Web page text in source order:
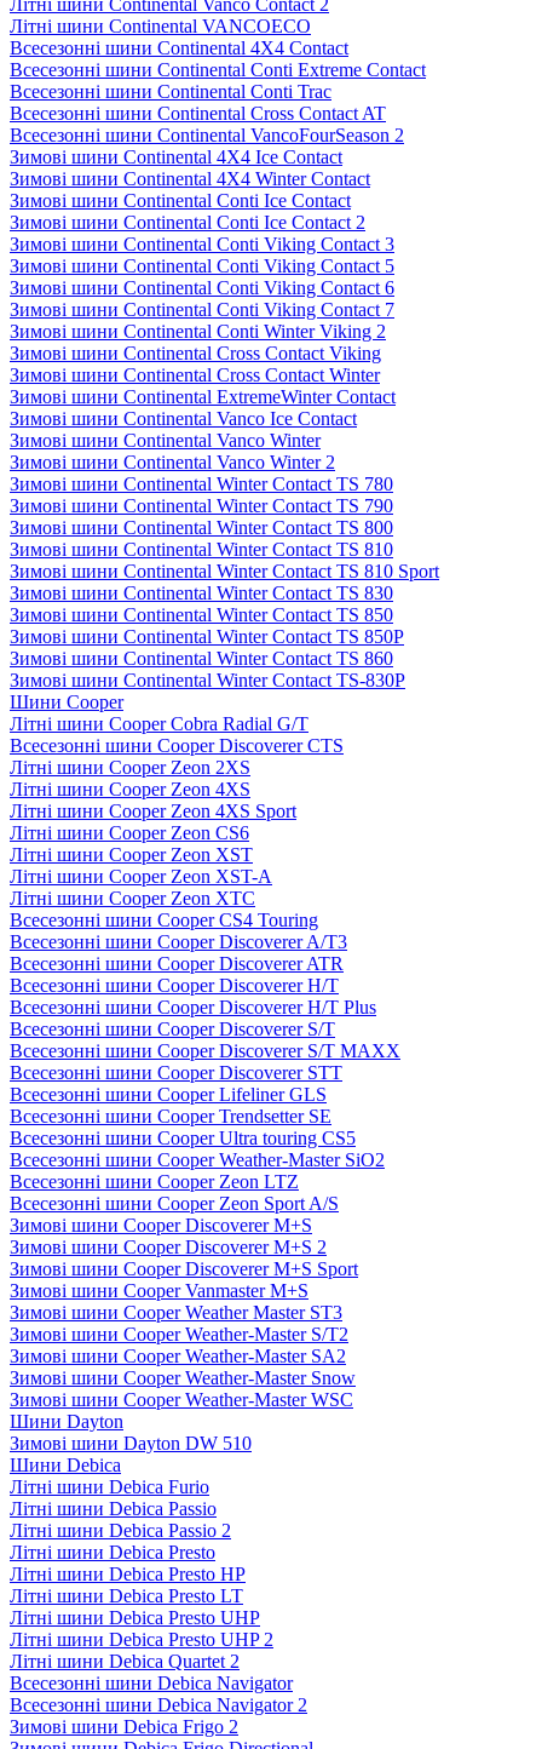
Літні шини Continental Vanco Contact 2
Літні шини Continental VANCOECO
Всесезонні шини Continental 4X4 Contact
Всесезонні шини Continental Conti Extreme Contact
Всесезонні шини Continental Conti Trac
Всесезонні шини Continental Cross Contact AT
Всесезонні шини Continental VancoFourSeason 2
Зимові шини Continental 4X4 Ice Contact
Зимові шини Continental 4X4 Winter Contact
Зимові шини Continental Conti Ice Contact
Зимові шини Continental Conti Ice Contact 2
Зимові шини Continental Conti Viking Contact 3
Зимові шини Continental Conti Viking Contact 5
Зимові шини Continental Conti Viking Contact 6
Зимові шини Continental Conti Viking Contact 7
Зимові шини Continental Conti Winter Viking 2
Зимові шини Continental Cross Contact Viking
Зимові шини Continental Cross Contact Winter
Зимові шини Continental ExtremeWinter Contact
Зимові шини Continental Vanco Ice Contact
Зимові шини Continental Vanco Winter
Зимові шини Continental Vanco Winter 2
Зимові шини Continental Winter Contact TS 780
Зимові шини Continental Winter Contact TS 790
Зимові шини Continental Winter Contact TS 800
Зимові шини Continental Winter Contact TS 810
Зимові шини Continental Winter Contact TS 810 Sport
Зимові шини Continental Winter Contact TS 830
Зимові шини Continental Winter Contact TS 850
Зимові шини Continental Winter Contact TS 850P
Зимові шини Continental Winter Contact TS 860
Зимові шини Continental Winter Contact TS-830P
Шини Cooper
Літні шини Cooper Cobra Radial G/T
Всесезонні шини Cooper Discoverer CTS
Літні шини Cooper Zeon 2XS
Літні шини Cooper Zeon 4XS
Літні шини Cooper Zeon 4XS Sport
Літні шини Cooper Zeon CS6
Літні шини Cooper Zeon XST
Літні шини Cooper Zeon XST-A
Літні шини Cooper Zeon XTC
Всесезонні шини Cooper CS4 Touring
Всесезонні шини Cooper Discoverer A/T3
Всесезонні шини Cooper Discoverer ATR
Всесезонні шини Cooper Discoverer H/T
Всесезонні шини Cooper Discoverer H/T Plus
Всесезонні шини Cooper Discoverer S/T
Всесезонні шини Cooper Discoverer S/T MAXX
Всесезонні шини Cooper Discoverer STT
Всесезонні шини Cooper Lifeliner GLS
Всесезонні шини Cooper Trendsetter SE
Всесезонні шини Cooper Ultra touring CS5
Всесезонні шини Cooper Weather-Master SiO2
Всесезонні шини Cooper Zeon LTZ
Всесезонні шини Cooper Zeon Sport A/S
Зимові шини Cooper Discoverer M+S
Зимові шини Cooper Discoverer M+S 2
Зимові шини Cooper Discoverer M+S Sport
Зимові шини Cooper Vanmaster M+S
Зимові шини Cooper Weather Master ST3
Зимові шини Cooper Weather-Master S/T2
Зимові шини Cooper Weather-Master SA2
Зимові шини Cooper Weather-Master Snow
Зимові шини Cooper Weather-Master WSC
Шини Dayton
Зимові шини Dayton DW 510
Шини Debica
Літні шини Debica Furio
Літні шини Debica Passio
Літні шини Debica Passio 2
Літні шини Debica Presto
Літні шини Debica Presto HP
Літні шини Debica Presto LT
Літні шини Debica Presto UHP
Літні шини Debica Presto UHP 2
Літні шини Debica Quartet 2
Всесезонні шини Debica Navigator
Всесезонні шини Debica Navigator 2
Зимові шини Debica Frigo 2